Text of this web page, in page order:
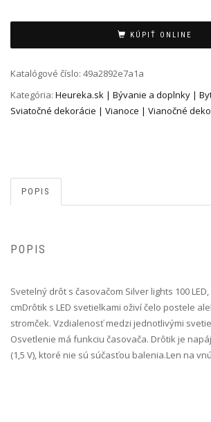
KÚPIŤ ONLINE
Katalógové číslo: 49a2892e7a1a
Kategória: Heureka.sk | Bývanie a doplnky |
Sviatočné dekorácie | Vianoce | Vianočné
POPIS
POPIS
Svetelný drôt s časovačom Silver lights 100
cm Drôtik s LED svetielkami oživí čelo postele
stromček. Vzdialenosť medzi jednotlivými
Osvetlenie má funkciu časovača. Drôtik je
(1,5 V), ktoré nie sú súčasťou balenia.Len na